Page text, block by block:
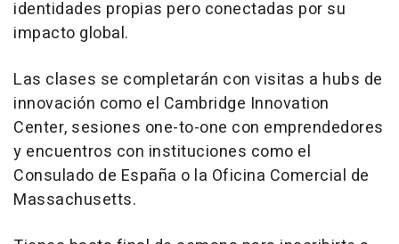
identidades propias pero conectadas por su
impacto global.
Las clases se completarán con visitas a hubs de
innovación como el Cambridge Innovation
Center, sesiones one-to-one con emprendedores
y encuentros con instituciones como el
Consulado de España o la Oficina Comercial de
Massachusetts.